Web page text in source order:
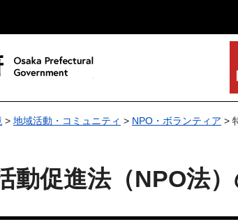
> 地域活動・コミュニティ > NPO・ボランティア >
動促進法（NPO法